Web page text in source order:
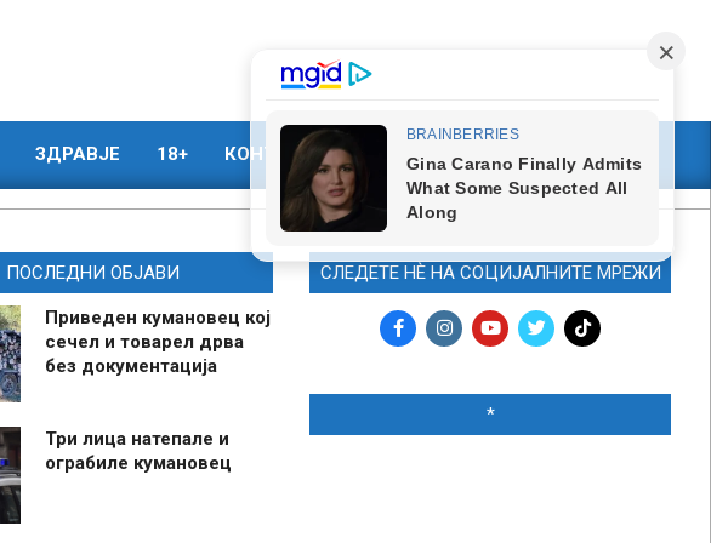
ЗДРАВЈЕ 18+ КОНТАКТ МАРКЕТИНГ
ПОСЛЕДНИ ОБЈАВИ
Приведен кумановец кој
сечел и товарел дрва
без документација
Три лица натепале и
ограбиле кумановец
СЛЕДЕТЕ НЀ НА СОЦИЈАЛНИТЕ МРЕЖИ
*